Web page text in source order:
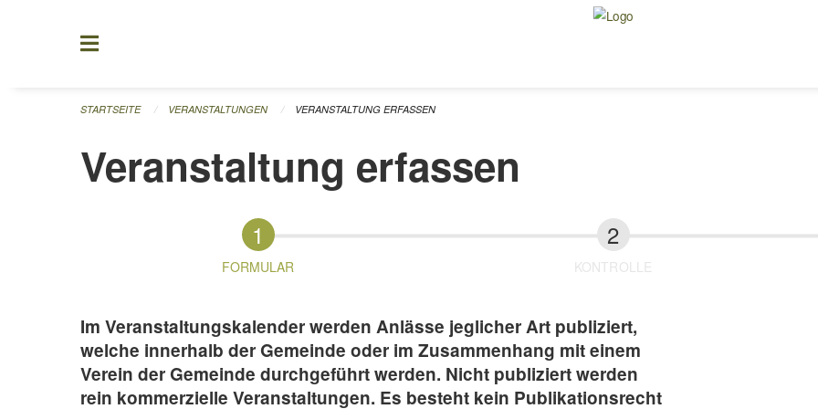
STARTSEITE VERANSTALTUNGEN VERANSTALTUNG ERFASSEN
Veranstaltung erfassen
FORMULAR KONTROLLE
Im Veranstaltungskalender werden Anlässe jeglicher Art publiziert,
welche innerhalb der Gemeinde oder im Zusammenhang mit einem
Verein der Gemeinde durchgeführt werden. Nicht publiziert werden
rein kommerzielle Veranstaltungen. Es besteht kein Publikationsrecht